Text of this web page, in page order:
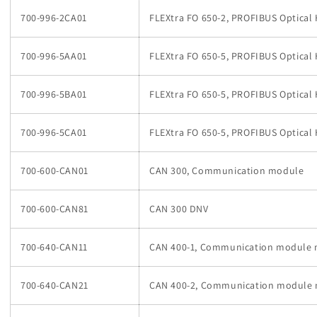
700-996-2CA01 FLEXtra FO 650-2, PROFIBUS
700-996-5AA01 FLEXtra FO 650-5, PROFIBUS Optical
700-996-5BA01 FLEXtra FO 650-5, PROFIBUS Optical
700-996-5CA01 FLEXtra FO 650-5, PROFIBUS
700-600-CAN01 CAN 300, Communication module
700-600-CAN81 CAN 300 DNV
700-640-CAN11 CAN 400-1, Communication
700-640-CAN21 CAN 400-2, Communication